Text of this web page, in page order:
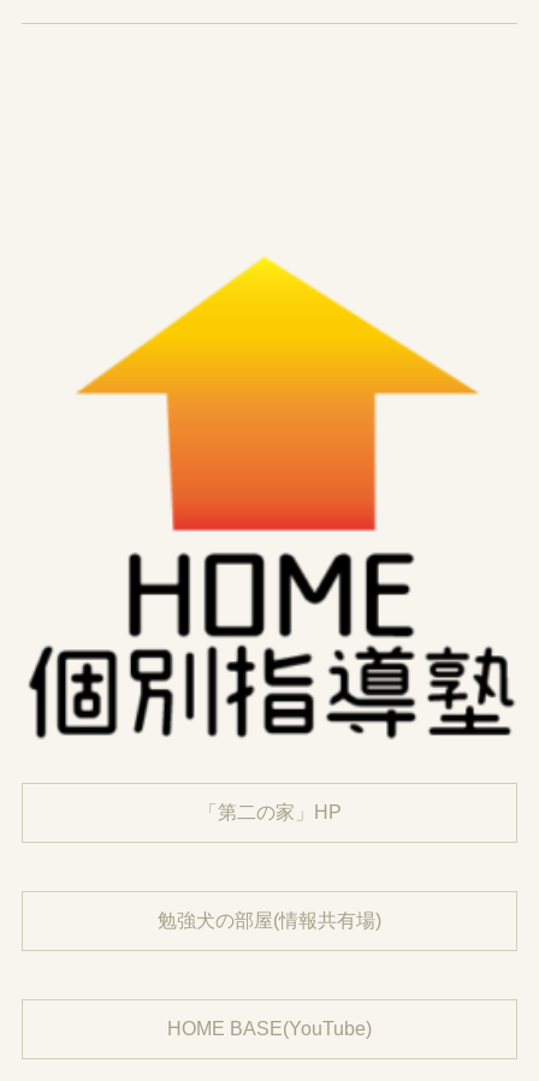
「第二の家」HP
勉強犬の部屋(情報共有場)
HOME BASE(YouTube)